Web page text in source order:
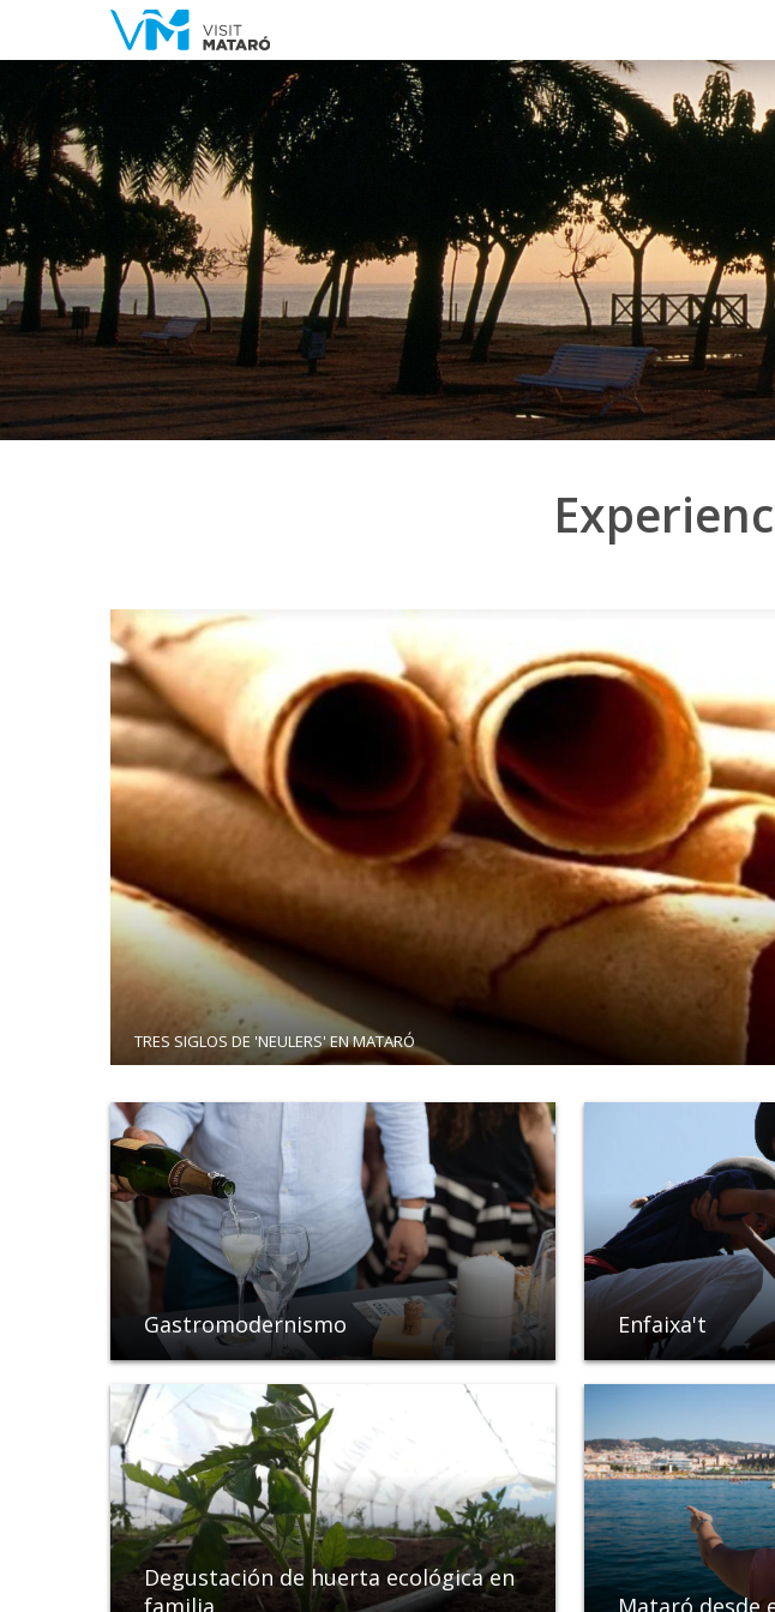
TRES SIGLOS DE 'NEULERS' EN MATARÓ
Gastromodernismo Enfaixa't
Degustación de huerta ecológica en